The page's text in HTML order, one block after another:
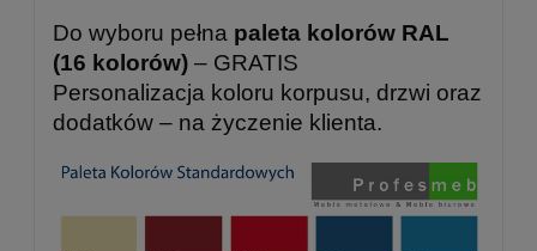
Do wyboru pełna paleta kolorów RAL
(16 kolorów) – GRATIS
Personalizacja koloru korpusu, drzwi oraz
dodatków – na życzenie klienta.